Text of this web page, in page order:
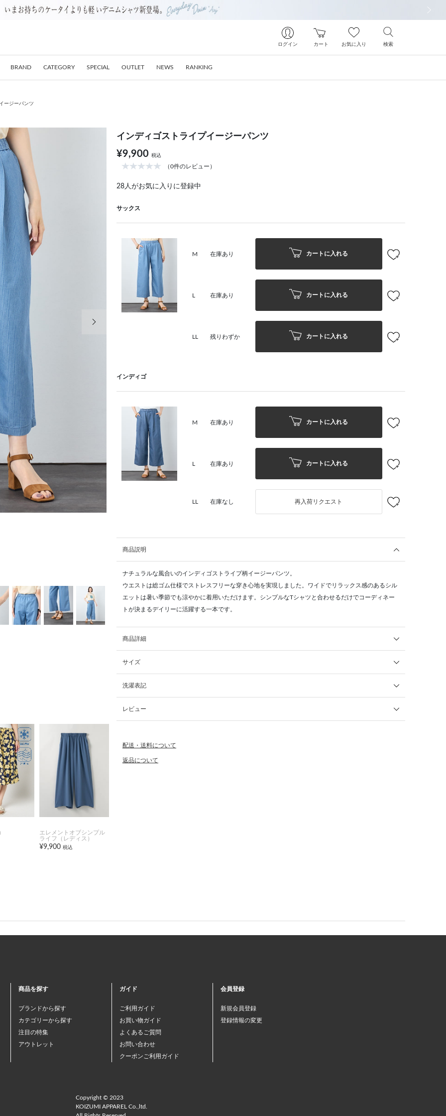
ログイン カート お気に入り 検索
BRAND CATEGORY SPECIAL OUTLET NEWS RANKING
ージーパンツ
エレメントオブシンプル
ライフ（レディス）
¥9,900 税込
インディゴストライプイージーパンツ
¥9,900 税込
（0件のレビュー）
28人がお気に入りに登録中
サックス
M 在庫あり カートに入れる
L 在庫あり カートに入れる
LL 残りわずか カートに入れる
インディゴ
M 在庫あり カートに入れる
L 在庫あり カートに入れる
LL 在庫なし 再入荷リクエスト
商品説明
ナチュラルな風合いのインディゴストライプ柄イージーパンツ。
ウエストは総ゴム仕様でストレスフリーな穿き心地を実現しました。ワイドでリラックス感のあるシル
エットは暑い季節でも涼やかに着用いただけます。シンプルなTシャツと合わせるだけでコーディネー
トが決まるデイリーに活躍する一本です。
商品詳細
サイズ
洗濯表記
レビュー
配送・送料について
返品について
商品を探す
ブランドから探す
カテゴリーから探す
注目の特集
アウトレット
ガイド
ご利用ガイド
お買い物ガイド
よくあるご質問
お問い合わせ
クーポンご利用ガイド
会員登録
新規会員登録
登録情報の変更
Copyright © 2023
KOIZUMI APPAREL Co.,ltd.